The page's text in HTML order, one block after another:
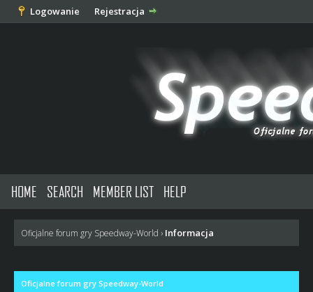
Logowanie Rejestracja
HOME SEARCH MEMBER LIST HELP
Oficjalne forum gry Speedway-World › Informacja
Oficjalne forum gry Speedway-World